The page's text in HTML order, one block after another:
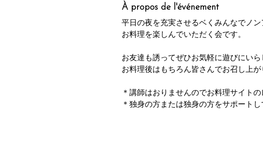
À propos de l'événement
平日の夜を充実させるベくみんなでノ
お料理を楽しんでいただく会です。
お友達も誘ってぜひお気軽に遊びにいら
お料理後はもちろん皆さんでお召し上が
＊講師はおりませんのでお料理サイト
＊独身の方または独身の方をサポートし